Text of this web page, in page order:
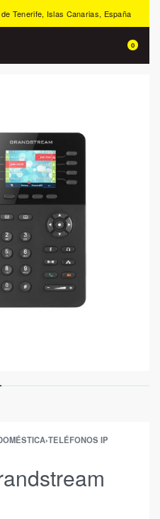
Tenerife, Islas Canarias, España
0
›TELÉFONOS IP